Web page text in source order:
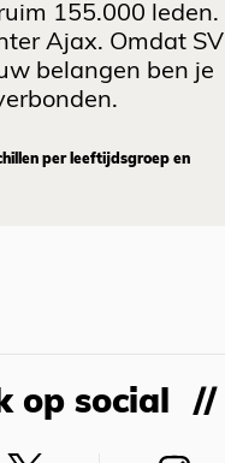
155.000 leden.
Ajax. Omdat SV
belangen ben je
per leeftijdsgroep en
op social